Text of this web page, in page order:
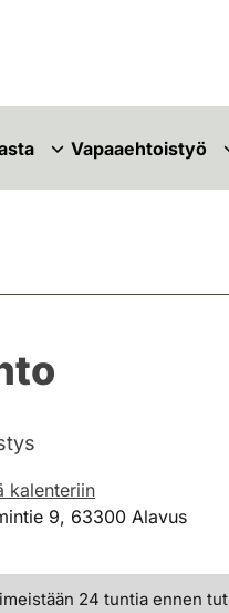
Vapaaehtoistyö
kalenteriin
9, 63300 Alavus
24 tuntia ennen